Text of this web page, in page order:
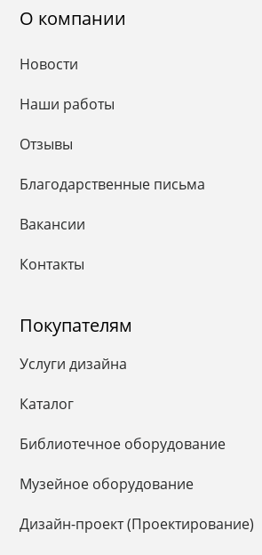
О компании
Новости
Наши работы
Отзывы
Благодарственные письма
Вакансии
Контакты
Покупателям
Услуги дизайна
Каталог
Библиотечное оборудование
Музейное оборудование
Дизайн-проект (Проектирование)